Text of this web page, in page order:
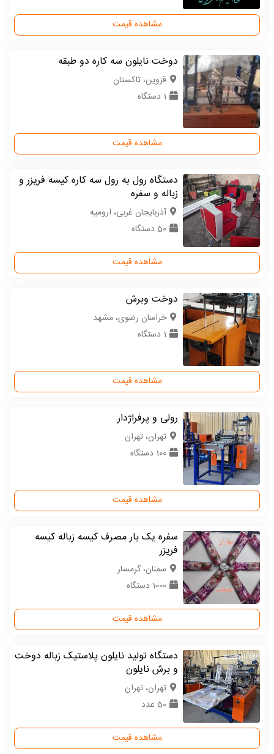
مشاهده قیمت
دوخت نایلون سه کاره دو طبقه
قزوین، تاکستان
1 دستگاه
مشاهده قیمت
دستگاه رول به رول سه کاره کیسه فریزر و
زباله و سفره
آذربایجان غربی، ارومیه
50 دستگاه
مشاهده قیمت
دوخت وبرش
خراسان رضوی، مشهد
1 دستگاه
مشاهده قیمت
رولی و پرفراژدار
تهران، تهران
100 دستگاه
مشاهده قیمت
سفره یک بار مصرف کیسه زباله کیسه
فریزر
سمنان، گرمسار
1000 دستگاه
مشاهده قیمت
دستگاه تولید نایلون پلاستیک زباله دوخت
و برش نایلون
تهران، تهران
50 عدد
مشاهده قیمت